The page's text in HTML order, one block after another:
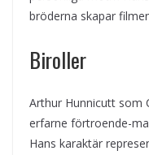
bröderna skapar
Biroller
Arthur Hunnicutt som
erfarne förtroende-
Hans karaktär